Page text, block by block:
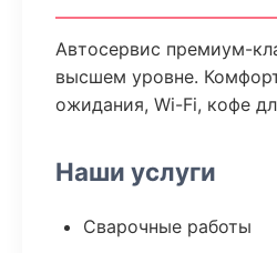
Автосервис премиум-
высшем уровне.
ожидания, Wi-Fi, кофе
Наши услуги
Сварочные работы